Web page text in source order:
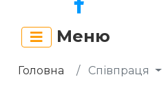
Меню
Головна Співпраця